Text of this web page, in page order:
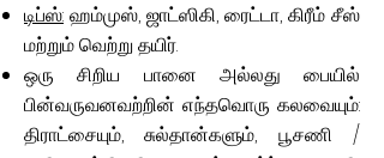
டிப்ஸ்: ஹம்முஸ், ஜாட்ஸிகி, ரைட்டா, கிரீம் சீஸ்
மற்றும் வெற்று தயிர்.
ஒரு சிறிய பானை அல்லது பையில்
பின்வருவனவற்றின் எந்தவொரு கலவையும்:
திராட்சையும், சுல்தான்களும், பூசணி /